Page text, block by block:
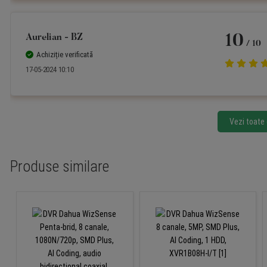
Aurelian - BZ
Achiziție verificată
17-05-2024 10:10
10 / 10
Vezi toate
Produse similare